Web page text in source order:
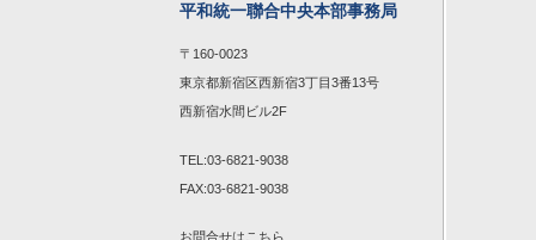
平和統一聯合中央本部事務局
〒160-0023
東京都新宿区西新宿3丁目3番13号
西新宿水間ビル2F
TEL:03-6821-9038
FAX:03-6821-9038
お問合せは こちら